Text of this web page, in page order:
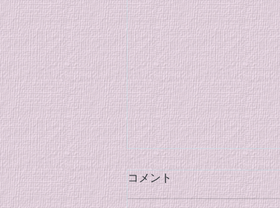
８月のクラブ稽古のご
(8/26追加)
コメント